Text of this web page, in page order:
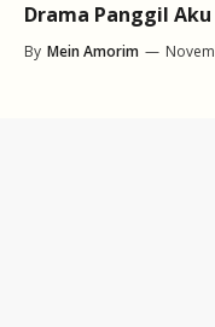
Drama Panggil Aku
By Mein Amorim —